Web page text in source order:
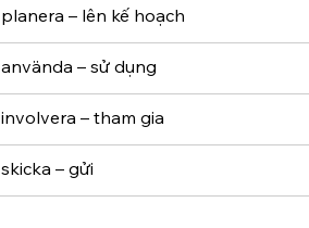
planera – lên kế hoạch
använda – sử dụng
involvera – tham gia
skicka – gửi